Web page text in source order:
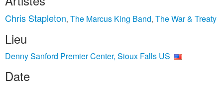
Chris Stapleton, The Marcus King Band, The War & Treaty
Lieu
Denny Sanford Premier Center, Sioux Falls US
Date